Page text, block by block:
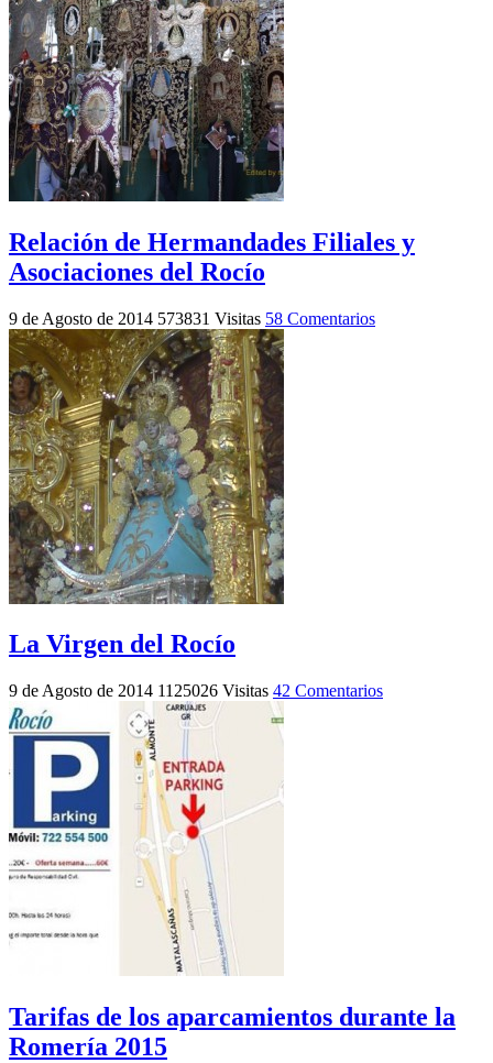
Relación de Hermandades Filiales y
Asociaciones del Rocío
9 de Agosto de 2014 573831 Visitas 58 Comentarios
La Virgen del Rocío
9 de Agosto de 2014 1125026 Visitas 42 Comentarios
Tarifas de los aparcamientos durante la
Romería 2015